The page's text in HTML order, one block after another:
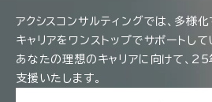
アクシスコンサルティングでは、多様
キャリアをワンストップでサポートして
あなたの理想のキャリアに向けて、
支援いたします。